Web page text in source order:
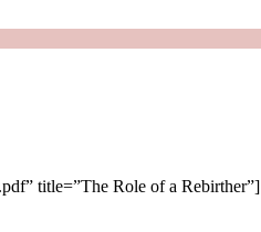
title=”The Role of a Rebirther”]